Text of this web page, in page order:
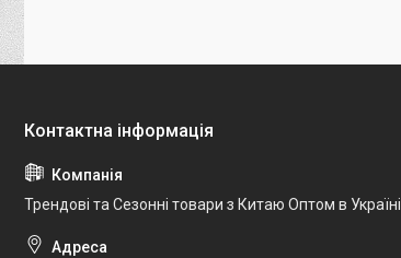
Трендові та Сезонні товари з Китаю Оптом в Україні